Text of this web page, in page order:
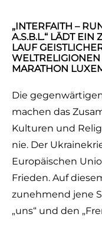
„INTERFAITH –
A.S.B.L.“ LÄDT EIN
LAUF
MARATHON
Die
machen das
Kulturen und
nie. Der
Europäischen
Frieden. Auf
zunehmend jene
„uns“ und den